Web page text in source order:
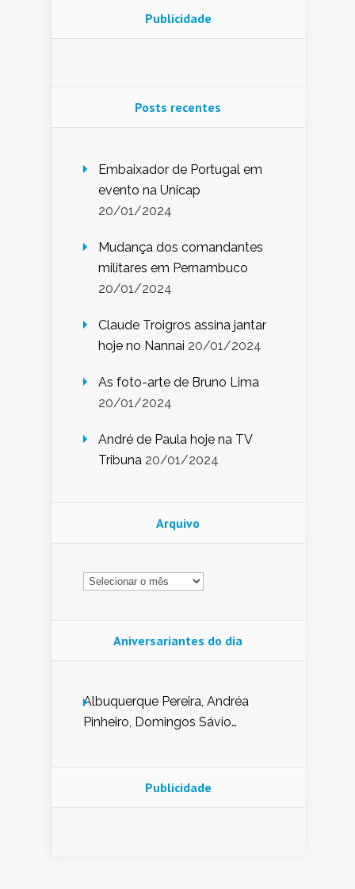
Publicidade
Posts recentes
Embaixador de Portugal em
evento na Unicap
20/01/2024
Mudança dos comandantes
militares em Pernambuco
20/01/2024
Claude Troigros assina jantar
hoje no Nannai 20/01/2024
As foto-arte de Bruno Lima
20/01/2024
André de Paula hoje na TV
Tribuna 20/01/2024
Arquivo
Arquivo
Aniversariantes do dia
Albuquerque Pereira, Andréa
Pinheiro, Domingos Sávio
Nunes de Sena, Fátima Peixoto,
Glória Pereira, Kátia Mesel,
Publicidade